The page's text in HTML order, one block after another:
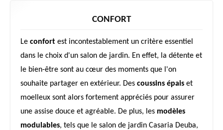
CONFORT
Le confort est incontestablement un critère essentiel
dans le choix d'un salon de jardin. En effet, la détente et
le bien-être sont au cœur des moments que l'on
souhaite partager en extérieur. Des coussins épais et
moelleux sont alors fortement appréciés pour assurer
une assise douce et agréable. De plus, les modèles
modulables, tels que le salon de jardin Casaria Deuba,